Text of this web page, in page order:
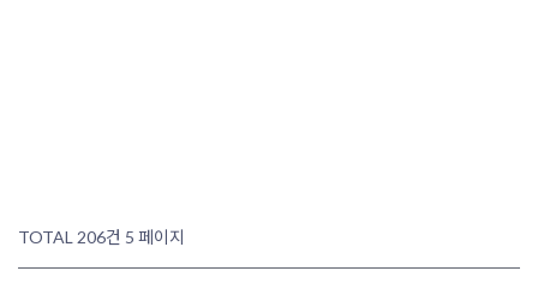
TOTAL 206건 5 페이지